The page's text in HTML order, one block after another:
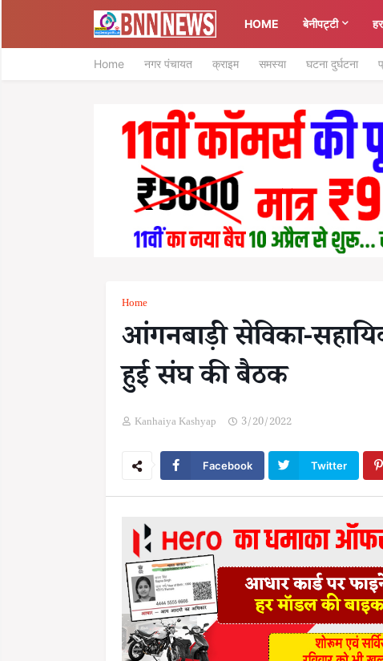
HOME बेनीपट्टी
Home नगर पंचायत क्राइम समस्या घटना दुर्घटना
Home
आंगनबाड़ी सेविका-
हुई संघ की बैठक
Kanhaiya Kashyap 3/20/2022
Facebook Twitter